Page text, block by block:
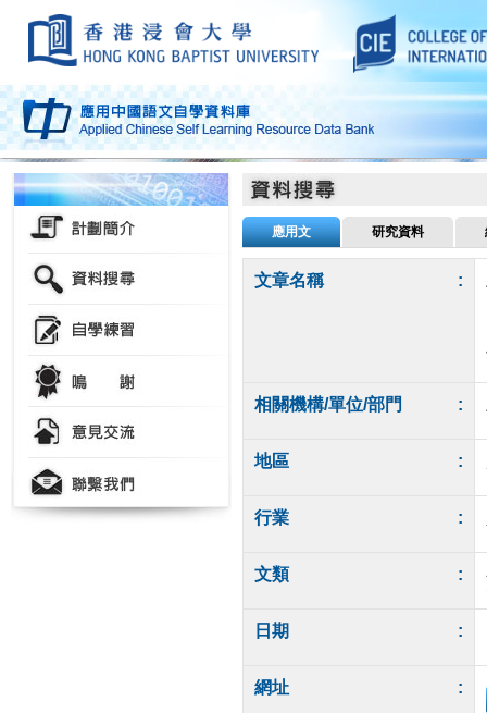
應用文 研究資料
文章名稱 :
相關機構/單位/部門 :
地區 :
行業 :
文類 :
日期 :
網址 :